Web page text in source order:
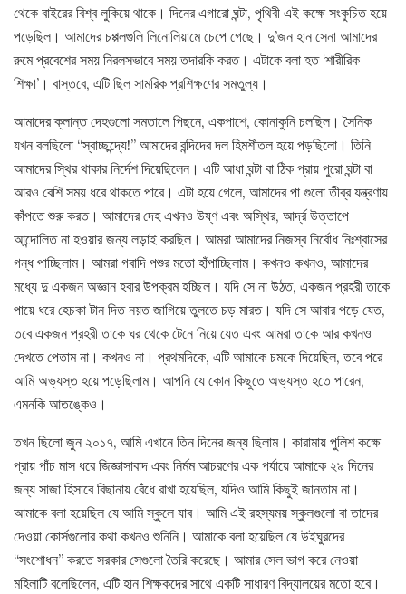
থেকে বাইরের বিশ্ব লুকিয়ে থাকে। দিনের এগারো ঘন্টা, পৃথিবী এই কক্ষে সংকুচিত হয়ে
পড়েছিল। আমাদের চপ্পলগুলি লিনোলিয়ামে চেপে গেছে। দু’জন হান সেনা আমাদের
রুমে প্রবেশের সময় নিরলসভাবে সময় তদারকি করত। এটাকে বলা হত ‘শারীরিক
শিক্ষা’। বাস্তবে, এটি ছিল সামরিক প্রশিক্ষণের সমতুল্য।
আমাদের ক্লান্ত দেহগুলো সমতালে পিছনে, একপাশে, কোনাকুনি চলছিল। সৈনিক
যখন বলছিলো “স্বাচ্ছন্দ্যে!” আমাদের বন্দিদের দল হিমশীতল হয়ে পড়ছিলো। তিনি
আমাদের স্থির থাকার নির্দেশ দিয়েছিলেন। এটি আধা ঘন্টা বা ঠিক প্রায় পুরো ঘন্টা বা
আরও বেশি সময় ধরে থাকতে পারে। এটা হয়ে গেলে, আমাদের পা গুলো তীব্র যন্ত্রণায়
কাঁপতে শুরু করত। আমাদের দেহ এখনও উষ্ণ এবং অস্থির, আর্দ্র উত্তাপে
আন্দোলিত না হওয়ার জন্য লড়াই করছিল। আমরা আমাদের নিজস্ব নির্বোধ নিঃশ্বাসের
গন্ধ পাচ্ছিলাম। আমরা গবাদি পশুর মতো হাঁপাচ্ছিলাম। কখনও কখনও, আমাদের
মধ্যে দু একজন অজ্ঞান হবার উপক্রম হচ্ছিল। যদি সে না উঠত, একজন প্রহরী তাকে
পায়ে ধরে হেচকা টান দিত নয়ত জাগিয়ে তুলতে চড় মারত। যদি সে আবার পড়ে যেত,
তবে একজন প্রহরী তাকে ঘর থেকে টেনে নিয়ে যেত এবং আমরা তাকে আর কখনও
দেখতে পেতাম না। কখনও না। প্রথমদিকে, এটি আমাকে চমকে দিয়েছিল, তবে পরে
আমি অভ্যস্ত হয়ে পড়েছিলাম। আপনি যে কোন কিছুতে অভ্যস্ত হতে পারেন,
এমনকি আতঙ্কেও।
তখন ছিলো জুন ২০১৭, আমি এখানে তিন দিনের জন্য ছিলাম। কারামায় পুলিশ কক্ষে
প্রায় পাঁচ মাস ধরে জিজ্ঞাসাবাদ এবং নির্মম আচরণের এক পর্যায়ে আমাকে ২৯ দিনের
জন্য সাজা হিসাবে বিছানায় বেঁধে রাখা হয়েছিল, যদিও আমি কিছুই জানতাম না।
আমাকে বলা হয়েছিল যে আমি স্কুলে যাব। আমি এই রহস্যময় স্কুলগুলো বা তাদের
দেওয়া কোর্সগুলোর কথা কখনও শুনিনি। আমাকে বলা হয়েছিল যে উইঘুরদের
“সংশোধন” করতে সরকার সেগুলো তৈরি করেছে। আমার সেল ভাগ করে নেওয়া
মহিলাটি বলেছিলেন, এটি হান শিক্ষকদের সাথে একটি সাধারণ বিদ্যালয়ের মতো হবে।